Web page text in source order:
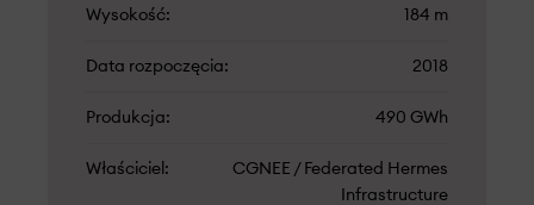
Wysokość 184 m
Data rozpoczęcia 2018
Produkcja 490 GWh
Właściciel
CGNEE / Federated Hermes
Infrastructure